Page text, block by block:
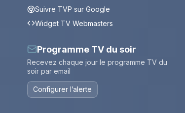
Suivre TVP sur Google
Widget TV Webmasters
Programme TV du soir
Recevez chaque jour le programme TV du
soir par email
Configurer l’alerte